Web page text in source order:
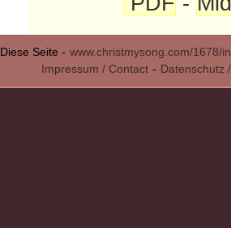
Diese Seite - www.christmysong.com/1678/
Impressum / Contact - Datenschutz